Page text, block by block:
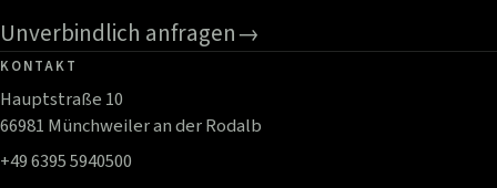
Unverbindlich anfragen→
KONTAKT
Hauptstraße 10
66981 Münchweiler an der Rodalb
+49 6395 5940500